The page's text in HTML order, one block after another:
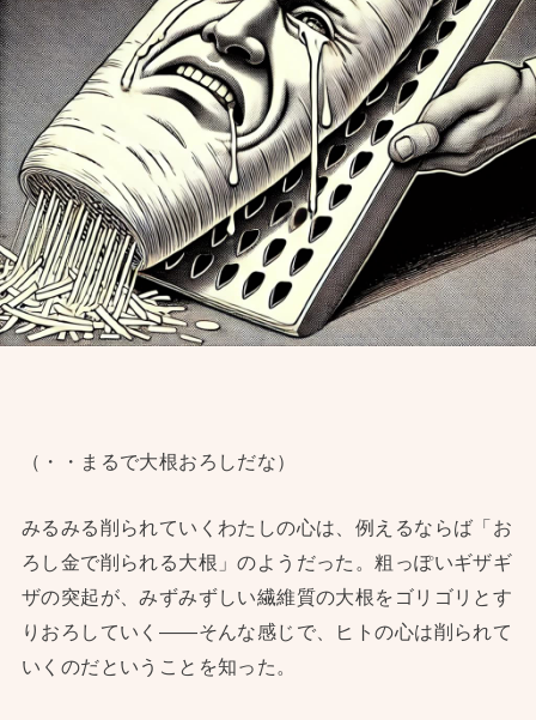
（・・まるで大根おろしだな）
みるみる削られていくわたしの心は、例えるならば「お
ろし金で削られる大根」のようだった。粗っぽいギザギ
ザの突起が、みずみずしい繊維質の大根をゴリゴリとす
りおろしていく——そんな感じで、ヒトの心は削られて
いくのだということを知った。